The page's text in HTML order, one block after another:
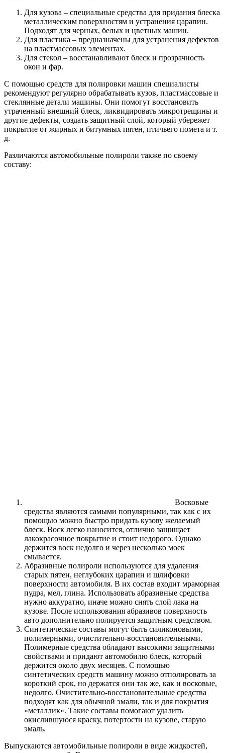
Для кузова – специальные средства для придания блеска
металлическим поверхностям и устранения царапин.
Подходят для черных, белых и цветных машин.
Для пластика – предназначены для устранения дефектов
на пластмассовых элементах.
Для стекол – восстанавливают блеск и прозрачность
окон и фар.
С помощью средств для полировки машин специалисты
рекомендуют регулярно обрабатывать кузов, пластмассовые и
стеклянные детали машины. Они помогут восстановить
утраченный внешний блеск, ликвидировать микротрещины и
другие дефекты, создать защитный слой, который убережет
покрытие от жирных и битумных пятен, птичьего помета и т.
д.
Различаются автомобильные полироли также по своему
составу:
Восковые
средства являются самыми популярными, так как с их
помощью можно быстро придать кузову желаемый
блеск. Воск легко наносится, отлично защищает
лакокрасочное покрытие и стоит недорого. Однако
держится воск недолго и через несколько моек
смывается.
Абразивные полироли используются для удаления
старых пятен, неглубоких царапин и шлифовки
поверхности автомобиля. В их состав входит мраморная
пудра, мел, глина. Использовать абразивные средства
нужно аккуратно, иначе можно снять слой лака на
кузове. После использования абразивов поверхность
авто дополнительно полируется защитным средством.
Синтетические составы могут быть силиконовыми,
полимерными, очистительно-восстановительными.
Полимерные средства обладают высокими защитными
свойствами и придают автомобилю блеск, который
держится около двух месяцев. С помощью
синтетических средств машину можно отполировать за
короткий срок, но держатся они так же, как и восковые,
недолго. Очистительно-восстановительные средства
подходят как для обычной эмали, так и для покрытия
«металлик». Такие составы помогают удалить
окислившуюся краску, потертости на кузове, старую
эмаль.
Выпускаются автомобильные полироли в виде жидкостей,